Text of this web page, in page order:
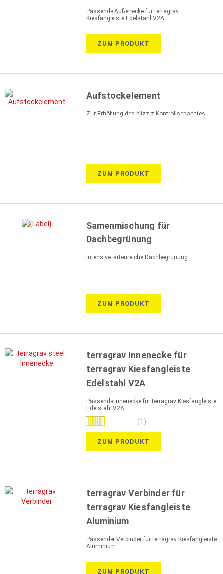
Passende Außenecke für terragrav
Kiesfangleiste Edelstahl V2A
ZUM PRODUKT
Aufstockelement
Zur Erhöhung des blizz-z Kontrollschachtes
ZUM PRODUKT
Samenmischung für
Dachbegrünung
Intensive, artenreiche Dachbegrünung
ZUM PRODUKT
terragrav Innenecke für
terragrav Kiesfangleiste
Edelstahl V2A
Passende Innenecke für terragrav Kiesfangleiste
Edelstahl V2A
Bewertung:
100%
(1)
ZUM PRODUKT
terragrav Verbinder für
terragrav Kiesfangleiste
Aluminium
Passender Verbinder für terragrav Kiesfangleiste
Aluminium
ZUM PRODUKT